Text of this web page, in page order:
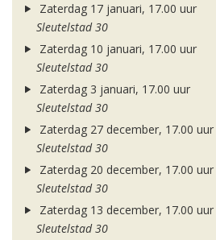
Zaterdag 17 januari, 17.00 uur
Sleutelstad 30
Zaterdag 10 januari, 17.00 uur
Sleutelstad 30
Zaterdag 3 januari, 17.00 uur
Sleutelstad 30
Zaterdag 27 december, 17.00 uur
Sleutelstad 30
Zaterdag 20 december, 17.00 uur
Sleutelstad 30
Zaterdag 13 december, 17.00 uur
Sleutelstad 30